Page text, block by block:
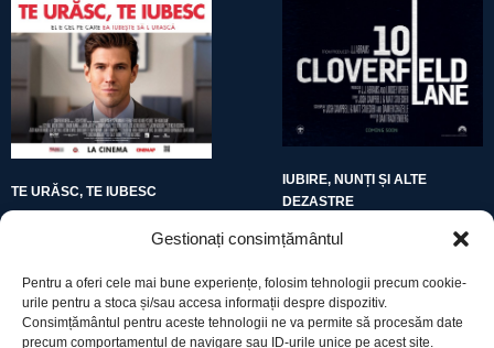
Gestionați consimțământul
Pentru a oferi cele mai bune experiențe, folosim tehnologii precum cookie-
urile pentru a stoca și/sau accesa informații despre dispozitiv.
Consimțământul pentru aceste tehnologii ne va permite să procesăm date
precum comportamentul de navigare sau ID-urile unice pe acest site.
TE URĂSC, TE IUBESC
IUBIRE, NUNȚI ȘI ALTE
DEZASTRE